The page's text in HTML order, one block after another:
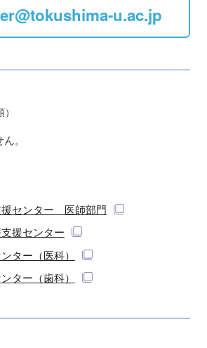
u.ac.jp
。
援センター 医師部門
援センター
ター（医科）
ター（歯科）